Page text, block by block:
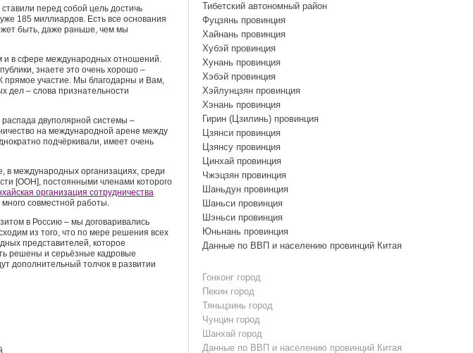
перед собой цель достичь
185 миллиардов. Есть все основания
быть, даже раньше, чем мы
и в сфере международных отношений.
знаете это очень хорошо –
прямое участие. Мы благодарны и Вам,
дел – слова признательности
двуполярной системы –
на международной арене между
подчёркивали, имеет очень
в международных организациях, среди
[ООН], постоянными членами которого
организация сотрудничества
много совместной работы.
в Россию – мы договаривались
из того, что по мере решения всех
представителей, которое
решены и серьёзные кадровые
дополнительный толчок в развитии
Тибетский автономный район
Фуцзянь провинция
Хайнань провинция
Хубэй провинция
Хунань провинция
Хэбэй провинция
Хэйлунцзян провинция
Хэнань провинция
Гирин (Цзилинь) провинция
Цзянси провинция
Цзянсу провинция
Цинхай провинция
Чжэцзян провинция
Шаньдун провинция
Шаньси провинция
Шэньси провинция
Юньнань провинция
Данные по ВВП и населению провинций Китая
Гонконг город
Пекин город
Тяньцзинь город
Чунцин город
Шанхай город
Данные по ВВП и населению провинций Китая